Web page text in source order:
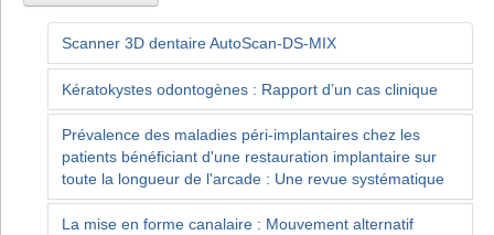
Scanner 3D dentaire AutoScan-DS-MIX
Kératokystes odontogènes : Rapport d’un cas clinique
Prévalence des maladies péri-implantaires chez les
patients bénéficiant d'une restauration implantaire sur
toute la longueur de l'arcade : Une revue systématique
La mise en forme canalaire : Mouvement alternatif